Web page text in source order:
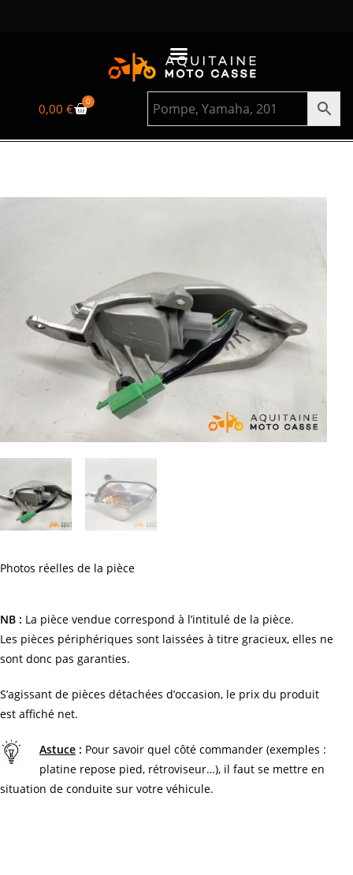
0,00€ 0
Photos réelles de la pièce
NB : La pièce vendue correspond à l’intitulé de la pièce.
Les pièces périphériques sont laissées à titre gracieux, elles ne
sont donc pas garanties.
S’agissant de pièces détachées d’occasion, le prix du produit
est affiché net.
Astuce : Pour savoir quel côté commander (exemples :
platine repose pied, rétroviseur…), il faut se mettre en
situation de conduite sur votre véhicule.